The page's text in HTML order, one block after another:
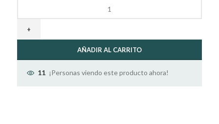
AÑADIR AL CARRITO
11 ¡Personas viendo este producto ahora!